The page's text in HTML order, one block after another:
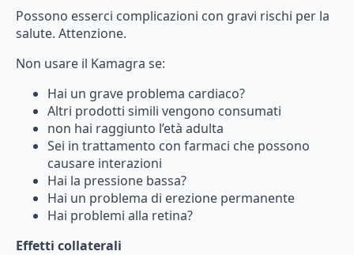
Possono esserci complicazioni con gravi rischi per la
salute. Attenzione.
Non usare il Kamagra se:
Hai un grave problema cardiaco?
Altri prodotti simili vengono consumati
non hai raggiunto l’età adulta
Sei in trattamento con farmaci che possono
causare interazioni
Hai la pressione bassa?
Hai un problema di erezione permanente
Hai problemi alla retina?
Effetti collaterali